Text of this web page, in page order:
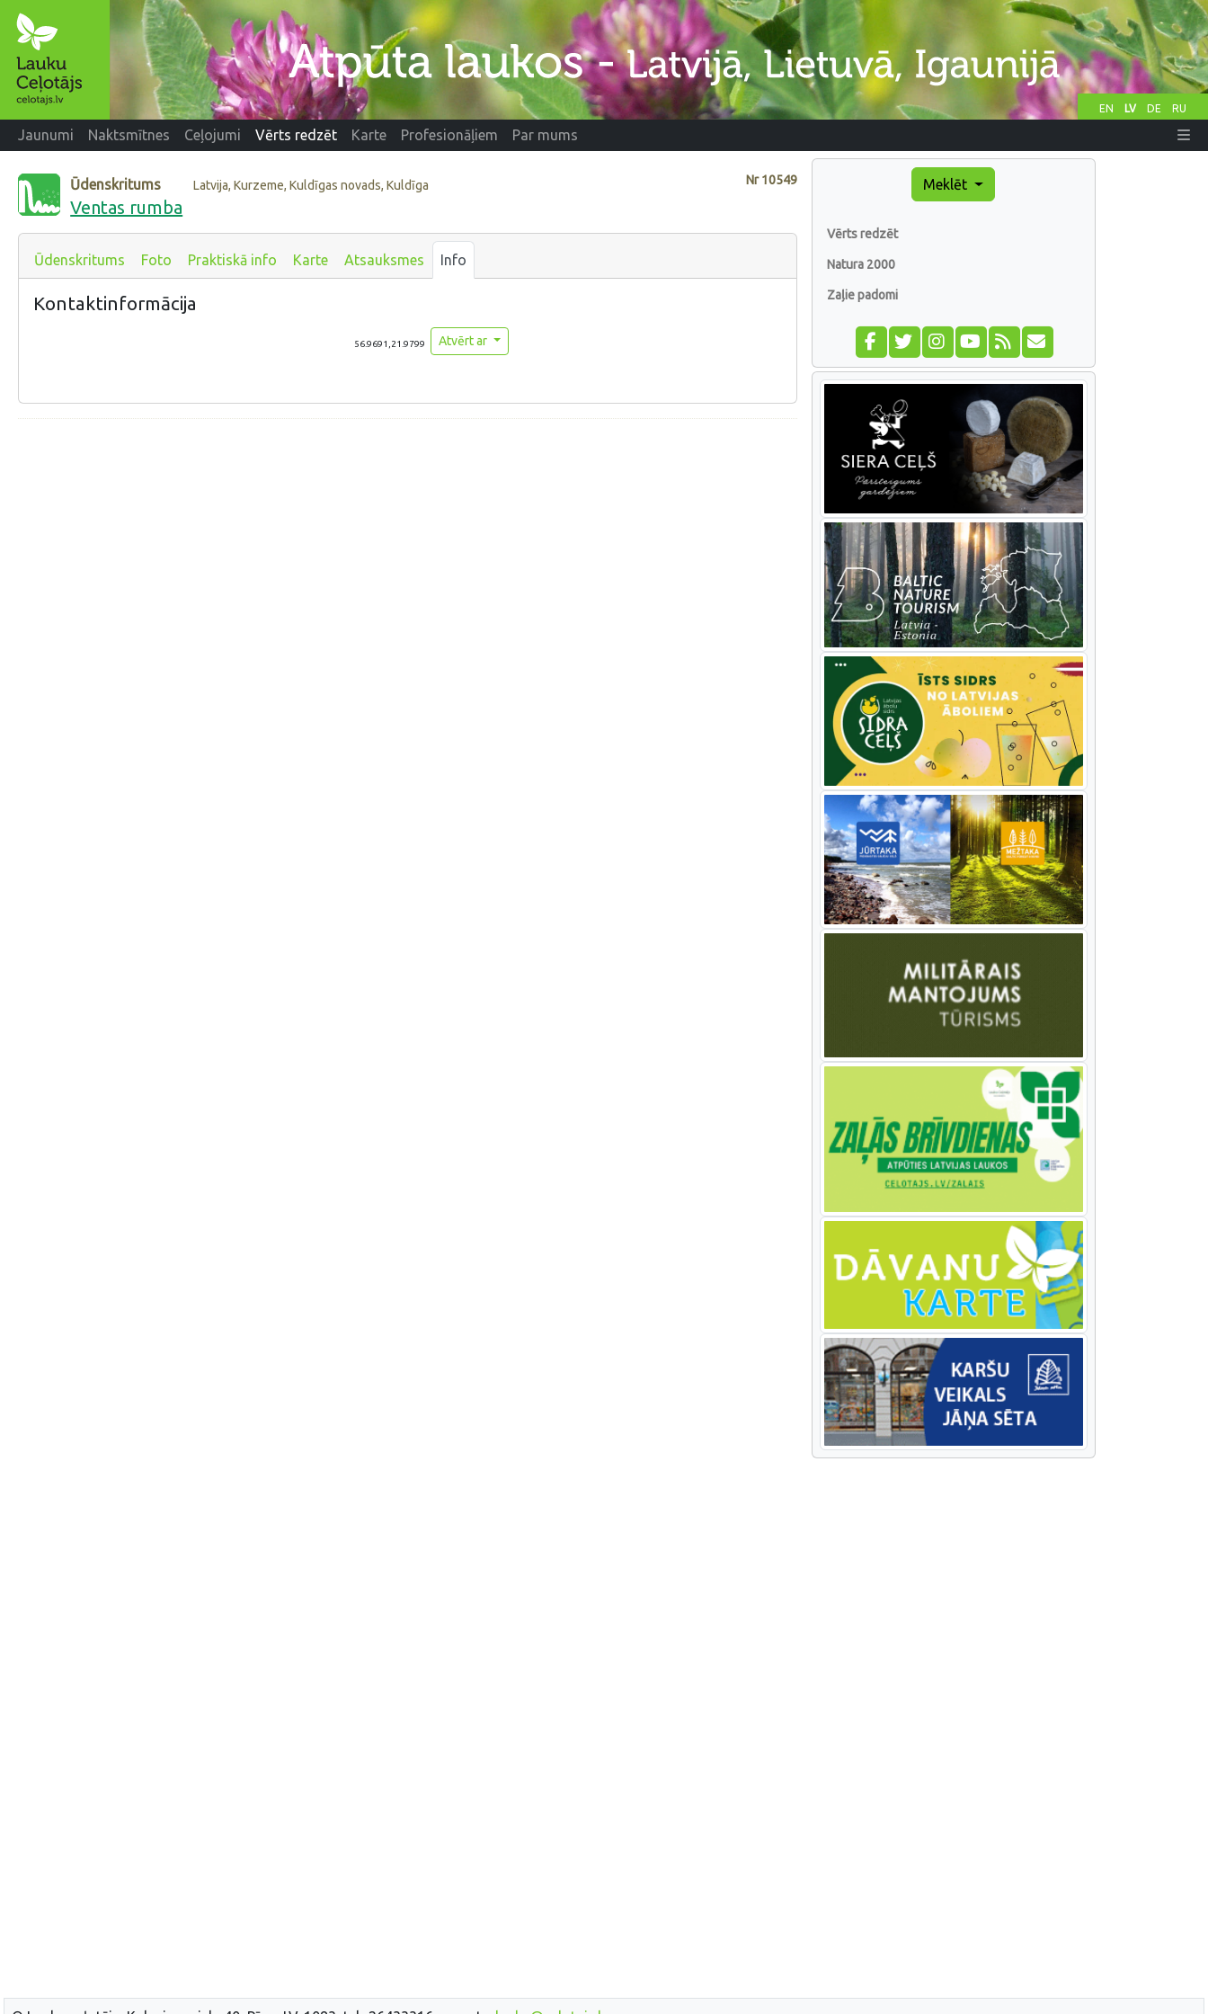
EN LV DE RU
Jaunumi Naktsmītnes Ceļojumi Vērts redzēt Karte Profesionāļiem Par mums
Nr10549
Ūdenskritums Latvija, Kurzeme, Kuldīgas novads, Kuldīga
Ventas rumba
Ūdenskritums Foto Praktiskā info Karte Atsauksmes Info
Kontaktinformācija
56.9691,21.9799 Atvērt ar
Meklēt
Vērts redzēt
Natura 2000
Zaļie padomi